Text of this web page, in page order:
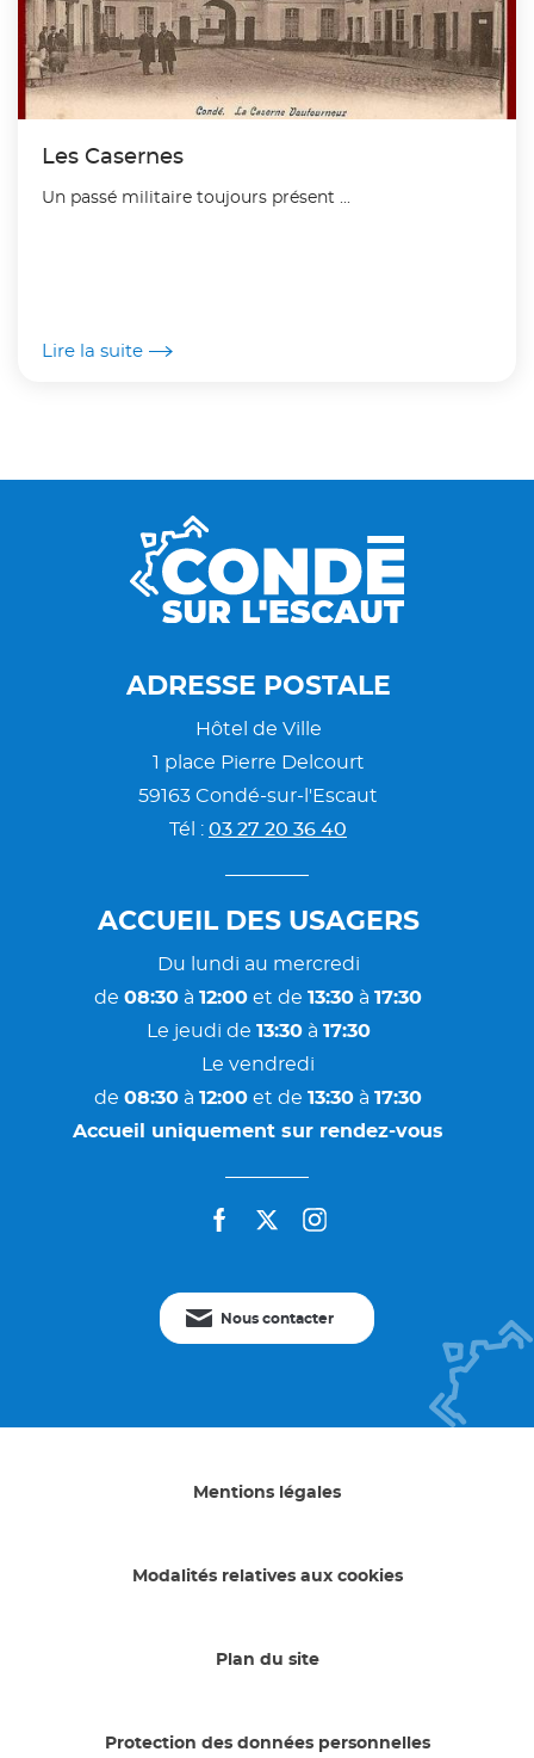
Les Casernes
Un passé militaire toujours présent ...
Lire la suite
ADRESSE POSTALE
Hôtel de Ville
1 place Pierre Delcourt
59163 Condé-sur-l'Escaut
Tél : 03 27 20 36 40
ACCUEIL DES USAGERS
Du lundi au mercredi
de 08:30 à 12:00 et de 13:30 à 17:30
Le jeudi de 13:30à 17:30
Le vendredi
de 08:30 à 12:00 et de 13:30 à 17:30
Accueil uniquement sur rendez-vous
facebooktwitterinstagram
Nous contacter
Mentions légales
Modalités relatives aux cookies
Plan du site
Protection des données personnelles